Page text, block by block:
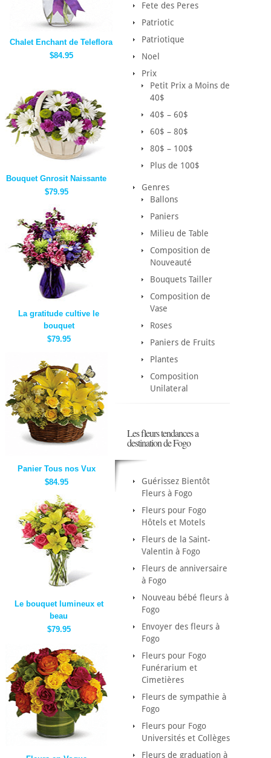
Chalet Enchant de Teleflora
$84.95
Bouquet Gnrosit Naissante
$79.95
La gratitude cultive le
bouquet
$79.95
Panier Tous nos Vux
$84.95
Le bouquet lumineux et
beau
$79.95
Fete des Peres
Patriotic
Patriotique
Noel
Prix
Petit Prix a Moins de
40$
40$ – 60$
60$ – 80$
80$ – 100$
Plus de 100$
Genres
Ballons
Paniers
Milieu de Table
Composition de
Nouveauté
Bouquets Tailler
Composition de
Vase
Roses
Paniers de Fruits
Plantes
Composition
Unilateral
Les fleurs tendances a
destination de Fogo
Guérissez Bientôt
Fleurs à Fogo
Fleurs pour Fogo
Hôtels et Motels
Fleurs de la Saint-
Valentin à Fogo
Fleurs de anniversaire
à Fogo
Nouveau bébé fleurs à
Fogo
Envoyer des fleurs à
Fogo
Fleurs pour Fogo
Funérarium et
Cimetières
Fleurs de sympathie à
Fogo
Fleurs pour Fogo
Universités et Collèges
Fleurs de graduation à